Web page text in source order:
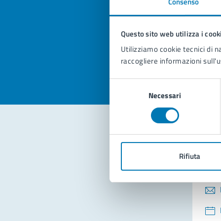
Questo sito web utilizza i
Utilizziamo cookie tecnici di
raccogliere informazioni
consenso
Necessari
Rifiuta